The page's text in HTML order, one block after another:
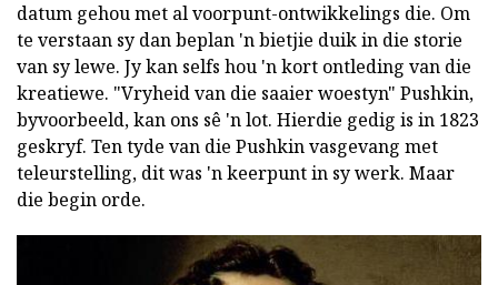
datum gehou met al voorpunt-ontwikkelings die. Om
te verstaan sy dan beplan 'n bietjie duik in die storie
van sy lewe. Jy kan selfs hou 'n kort ontleding van die
kreatiewe. "Vryheid van die saaier woestyn" Pushkin,
byvoorbeeld, kan ons sê 'n lot. Hierdie gedig is in 1823
geskryf. Ten tyde van die Pushkin vasgevang met
teleurstelling, dit was 'n keerpunt in sy werk. Maar
die begin orde.